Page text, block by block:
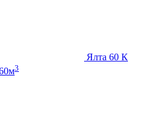
Ялта 60 К
3